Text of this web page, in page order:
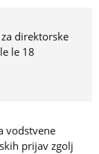
direktorske
le 18
vodstvene
prijav zgolj